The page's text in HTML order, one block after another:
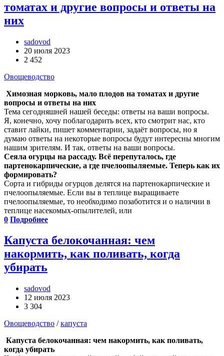
томатах и другие вопросы и ответы на
них
sadovod
20 июля 2023
2 452
Овощеводство
Химозная морковь, мало плодов на томатах и другие
вопросы и ответы на них
Тема сегодняшней нашей беседы: ответы на ваши вопросы.
Я, конечно, хочу поблагодарить всех, кто смотрит нас, кто
ставит лайки, пишет комментарии, задаёт вопросы, но я
думаю ответы на некоторые вопросы будут интересны многим
нашим зрителям. И так, ответы на ваши вопросы.
Сеяла огурцы на рассаду. Всё перепуталось, где
партенокарпические, а где пчелоопыляемые. Теперь как их
формировать?
Сорта и гибриды огурцов делятся на партенокарпические и
пчелоопыляемые. Если вы в теплице выращиваете
пчелоопыляемые, то необходимо позаботится и о наличии в
теплице насекомых-опылителей, или
0 Подробнее
Капуста белокочанная: чем
накормить, как поливать, когда
убирать
sadovod
12 июля 2023
3 304
Овощеводство /капуста
Капуста белокочанная: чем накормить, как поливать,
когда убирать